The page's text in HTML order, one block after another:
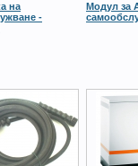
на
-
Модул за